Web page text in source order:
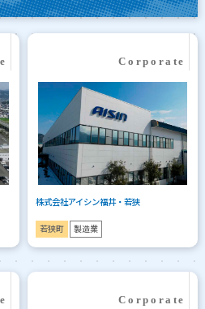
株式会社アイシン福井・若狭
若狭町 製造業